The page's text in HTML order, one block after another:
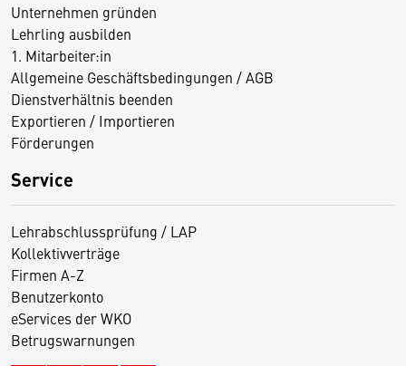
Unternehmen gründen
Lehrling ausbilden
1. Mitarbeiter:in
Allgemeine Geschäftsbedingungen / AGB
Dienstverhältnis beenden
Exportieren / Importieren
Förderungen
Service
Lehrabschlussprüfung / LAP
Kollektivverträge
Firmen A-Z
Benutzerkonto
eServices der WKO
Betrugswarnungen